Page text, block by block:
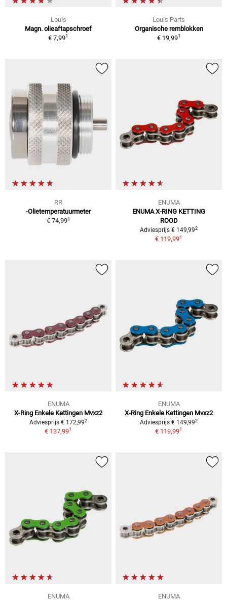
Louis
Magn. olieaftapschroef
€ 7,991
Louis Parts
Organische remblokken
€ 19,991
RR
-Olietemperatuurmeter
€ 74,991
ENUMA
ENUMA X-RING KETTING
ROOD
Adviesprijs € 149,992
€ 119,991
ENUMA
X-Ring Enkele Kettingen Mvxz2
Adviesprijs € 172,992
€ 137,991
ENUMA
X-Ring Enkele Kettingen Mvxz2
Adviesprijs € 149,992
€ 119,991
ENUMA ENUMA